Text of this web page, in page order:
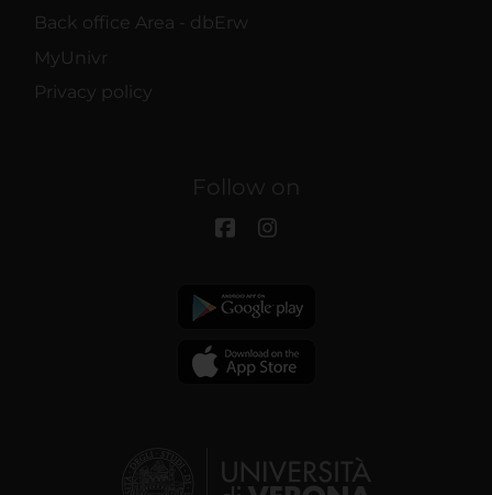
Back office Area - dbErw
MyUnivr
Privacy policy
Follow on